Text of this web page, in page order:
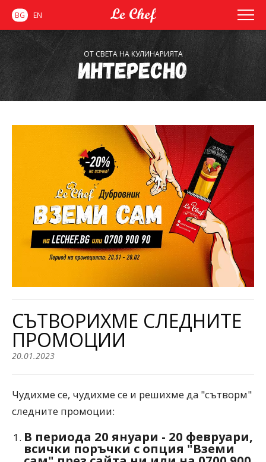
BG EN
ОТ СВЕТА НА КУЛИНАРИЯТА
Интересно
СЪТВОРИХМЕ СЛЕДНИТЕ
ПРОМОЦИИ
20.01.2023
Чудихме се, чудихме се и решихме да "сътворм"
следните промоции:
В периода 20 януари - 20 февруари,
всички поръчки с опция "Вземи